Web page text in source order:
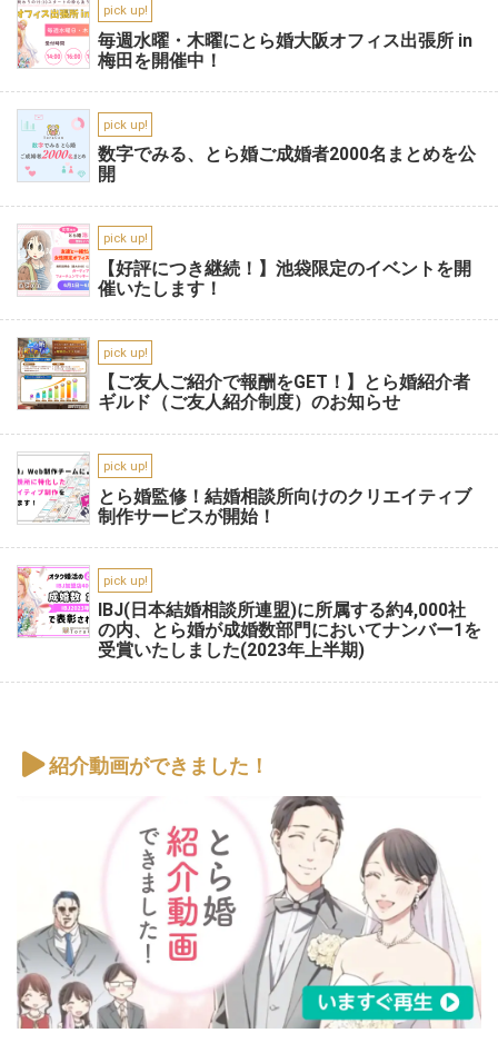
pick up!
毎週水曜・木曜にとら婚大阪オフィス出張所 in
梅田を開催中！
pick up!
数字でみる、とら婚ご成婚者2000名まとめを公
開
pick up!
【好評につき継続！】池袋限定のイベントを開
催いたします！
pick up!
【ご友人ご紹介で報酬をGET！】とら婚紹介者
ギルド（ご友人紹介制度）のお知らせ
pick up!
とら婚監修！結婚相談所向けのクリエイティブ
制作サービスが開始！
pick up!
IBJ(日本結婚相談所連盟)に所属する約4,000社
の内、とら婚が成婚数部門においてナンバー1を
受賞いたしました(2023年上半期)
紹介動画ができました！